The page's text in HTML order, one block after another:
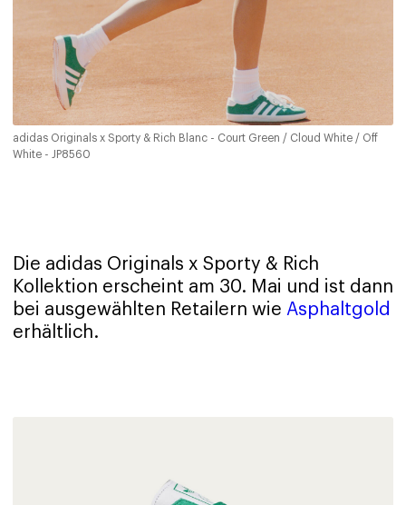
adidas Originals x Sporty & Rich Blanc - Court Green / Cloud White / Off
White - JP8560
Die adidas Originals x Sporty & Rich
Kollektion erscheint am 30. Mai und ist dann
bei ausgewählten Retailern wie Asphaltgold
erhältlich.